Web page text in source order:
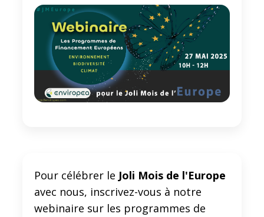
Pour célébrer le Joli Mois de l'Europe
avec nous, inscrivez-vous à notre
webinaire sur les programmes de